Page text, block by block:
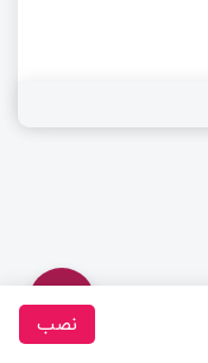
قوانین و مقررات نصب